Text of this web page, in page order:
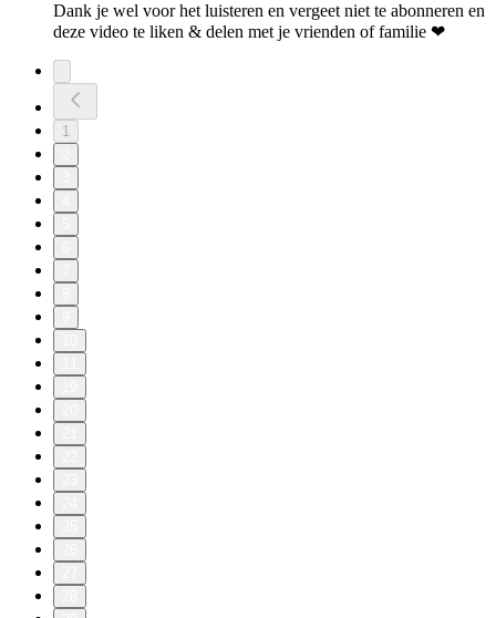
Dank je wel voor het luisteren en vergeet niet te abonneren en
deze video te liken & delen met je vrienden of familie ❤
1